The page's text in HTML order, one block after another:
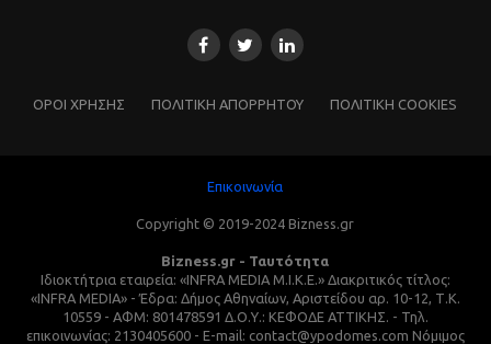
ΌΡΟΙ ΧΡΗΣΗΣ ΠΟΛΙΤΙΚΗ ΑΠΟΡΡΗΤΟΥ ΠΟΛΙΤΙΚΗ COOKIES
Επικοινωνία
Copyright © 2019-2024 Bizness.gr
Bizness.gr - Ταυτότητα
Ιδιοκτήτρια εταιρεία: «INFRA MEDIA M.I.K.E.» Διακριτικός τίτλος:
«INFRA MEDIA» - Έδρα: Δήμος Αθηναίων, Αριστείδου αρ. 10-12, Τ.Κ.
10559 - ΑΦΜ: 801478591 Δ.Ο.Υ.: ΚΕΦΟΔΕ ΑΤΤΙΚΗΣ. - Τηλ.
επικοινωνίας: 2130405600 - E-mail: contact@ypodomes.com Νόμιμος